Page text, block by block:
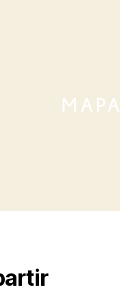
MAPA